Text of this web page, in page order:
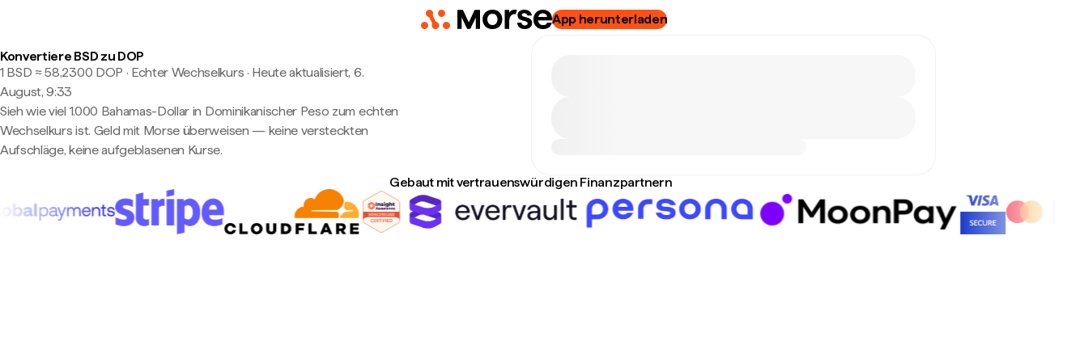
App herunterladen
Konvertiere BSD zu DOP
1 BSD ≈ 58,2300 DOP · Echter Wechselkurs · Heute aktualisiert, 6.
August, 9:33
Sieh wie viel 1.000 Bahamas-Dollar in Dominikanischer Peso zum echten
Wechselkurs ist. Geld mit Morse überweisen — keine versteckten
Aufschläge, keine aufgeblasenen Kurse.
Gebaut mit vertrauenswürdigen Finanzpartnern